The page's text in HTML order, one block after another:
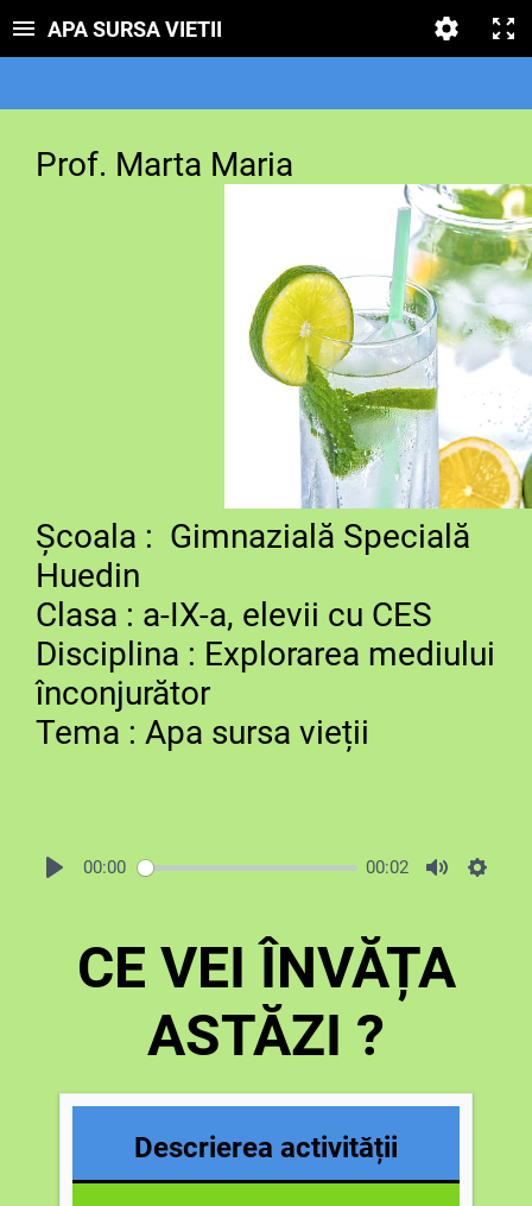
APA SURSA VIETII
Prof. Marta Maria
Școala : Gimnazială Specială
Huedin
Clasa : a-IX-a, elevii cu CES
Disciplina : Explorarea mediului
înconjurător
Tema : Apa sursa vieții
00:00 00:02
CE VEI ÎNVĂȚA
ASTĂZI ?
Descrierea activității